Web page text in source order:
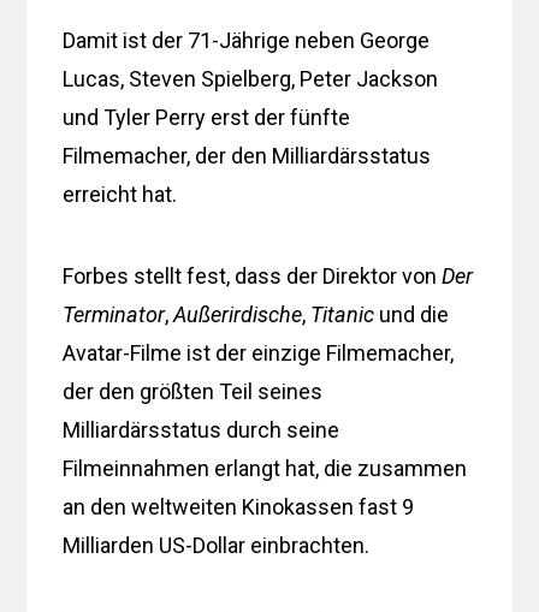
Damit ist der 71-Jährige neben George
Lucas, Steven Spielberg, Peter Jackson
und Tyler Perry erst der fünfte
Filmemacher, der den Milliardärsstatus
erreicht hat.
Forbes stellt fest, dass der Direktor vonDer
Terminator,Außerirdische, Titanic und die
Avatar-Filme ist der einzige Filmemacher,
der den größten Teil seines
Milliardärsstatus durch seine
Filmeinnahmen erlangt hat, die zusammen
an den weltweiten Kinokassen fast 9
Milliarden US-Dollar einbrachten.